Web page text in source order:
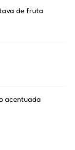
de fruta
acentuada